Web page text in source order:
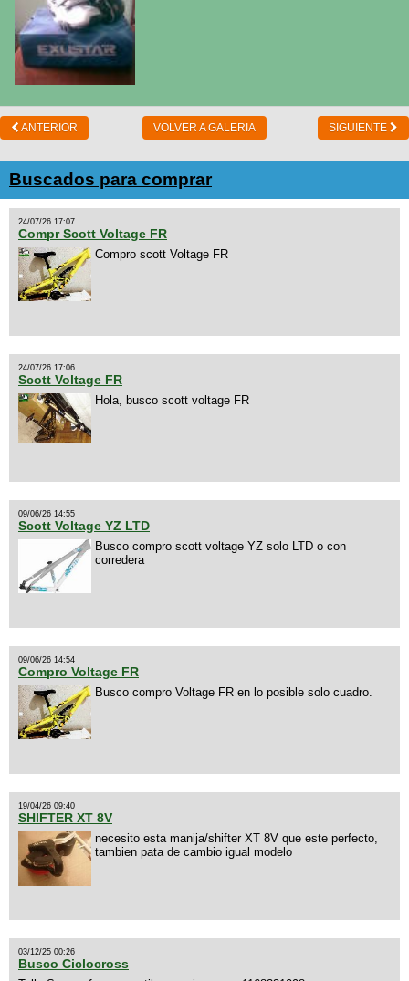
ANTERIOR VOLVER A GALERIA SIGUIENTE
Buscados para comprar
24/07/26 17:07
Compr Scott Voltage FR
Compro scott Voltage FR
24/07/26 17:06
Scott Voltage FR
Hola, busco scott voltage FR
09/06/26 14:55
Scott Voltage YZ LTD
Busco compro scott voltage YZ solo LTD o con
corredera
09/06/26 14:54
Compro Voltage FR
Busco compro Voltage FR en lo posible solo cuadro.
19/04/26 09:40
SHIFTER XT 8V
necesito esta manija/shifter XT 8V que este perfecto,
tambien pata de cambio igual modelo
03/12/25 00:26
Busco Ciclocross